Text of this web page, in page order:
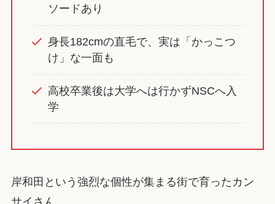
ソードあり
身長182cmの直毛で、実は「かっこつ
け」な一面も
高校卒業後は大学へは行かずNSCへ入
学
岸和田という強烈な個性が集まる街で育ったカン
サイさん。